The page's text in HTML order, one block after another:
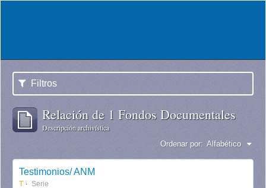
Filtros
Relación de 1 Fondos Documentales
Descripción archivística
Ordenar por: Alfabético
Testimonios/ ANM
T Serie